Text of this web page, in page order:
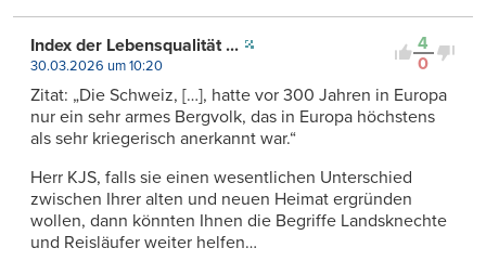
4
0
Index der Lebensqualität ...
30.03.2026 um 10:20
Zitat: „Die Schweiz, […], hatte vor 300 Jahren in Europa
nur ein sehr armes Bergvolk, das in Europa höchstens
als sehr kriegerisch anerkannt war.“
Herr KJS, falls sie einen wesentlichen Unterschied
zwischen Ihrer alten und neuen Heimat ergründen
wollen, dann könnten Ihnen die Begriffe Landsknechte
und Reisläufer weiter helfen…